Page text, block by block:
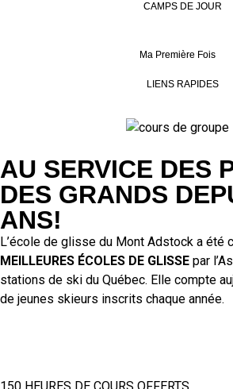
CAMPS DE JOUR
Ma Première Fois
LIENS RAPIDES
AU SERVICE DES
DES GRANDS
ANS!
L’école de glisse du Mont Adstock a été
MEILLEURES ÉCOLES DE GLISSE par
stations de ski du Québec. Elle compte
de jeunes skieurs inscrits chaque année.